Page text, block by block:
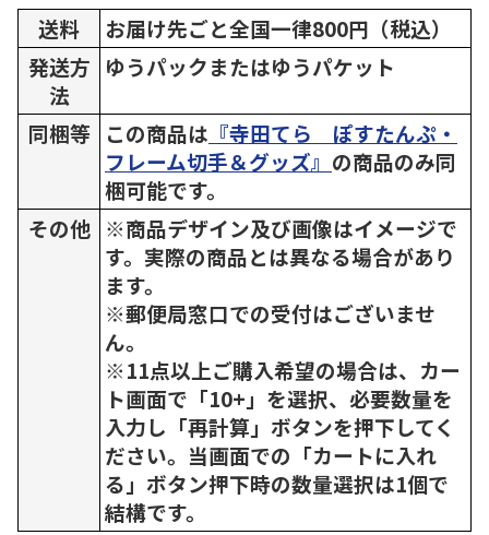
送料
お届け先ごと全国一律800円（税込）
発送方
法
ゆうパックまたはゆうパケット
同梱等 この商品は 『寺田てら ぽすたんぷ・
フレーム切手＆グッズ』 の商品のみ同
梱可能です。
その他 ※商品デザイン及び画像はイメージで
す。実際の商品とは異なる場合があり
ます。
※郵便局窓口での受付はございませ
ん。
※11点以上ご購入希望の場合は、カー
ト画面で「10+」を選択、必要数量を
入力し「再計算」ボタンを押下してく
ださい。当画面での「カートに入れ
る」ボタン押下時の数量選択は1個で
結構です。